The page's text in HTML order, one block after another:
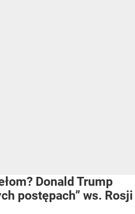
Donald Trump
postępach” ws. Rosji